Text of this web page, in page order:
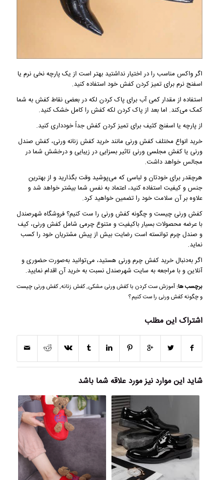
اگر واکس مناسب را در اختیار نداشتید بهتر است از یک پارچه نخی نرم یا
اسفنج نرم برای تمیز کردن کفش خود استفاده کنید.
استفاده از مقدار کمی آب برای پاک کردن لکه در بعضی نقاط کفش به شما
کمک می‌کند. اما بعد از پاک کردن لکه کفش را کامل خشک کنید.
از پارچه یا اسفنج کثیف برای تمیز کردن کفش جداً خودداری کنید.
خرید انواع مختلف کفش ورنی مانند خرید کفش زنانه ورنی، کفش صندل
ورنی یا کفش مجلسی ورنی تاثیر بسزایی در زیبایی و درخشش شما در
مجالس خواهد داشت.
هرچقدر برای خودتان و لباسی که می‌پوشید وقت بگذارید و از بهترین
جنس و کیفیت استفاده کنید، اعتماد به نفس شما بیشتر خواهد شد و
علاوه بر آن سلامت خود را تضمین خواهید کرد.
کفش ورنی چیست و چگونه کفش ورنی را ست کنیم؟ فروشگاه شهرصندل
با عرضه محصولات بسیار باکیفیت و متنوع چرمی شامل کفش ورنی، کیف
و صندل چرم توانسته است رضایت بیش از پیش مشتریان خود را کسب
نماید.
اگر به‌دنبال خرید کفش چرم ورنی هستید، می‌توانید به‌صورت حضوری و
آنلاین و با مراجعه به سایت شهرصندلنسبت به خرید آن اقدام نمایید.
برچسب ها: آموزش ست کردن با کفش ورنی مشکی,کفش زنانه,کفش ورنی چیست
و چگونه کفش ورنی را ست کنیم؟
اشتراک این مطلب
شاید این موارد نیز مورد علاقه شما باشد